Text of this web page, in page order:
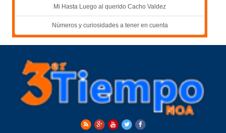
Mi Hasta Luego al querido Cacho Valdez
Números y curiosidades a tener en cuenta